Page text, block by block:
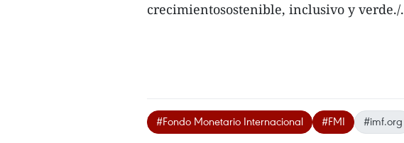
crecimientosostenible, inclusivo y verde./.
#Fondo Monetario Internacional #FMI #imf.org